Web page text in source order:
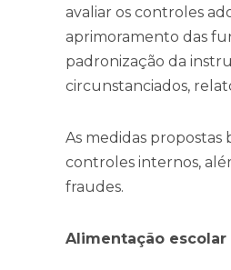
avaliar os controles
aprimoramento das
padronização da
circunstanciados,
As medidas
controles internos,
fraudes.
Alimentação escolar